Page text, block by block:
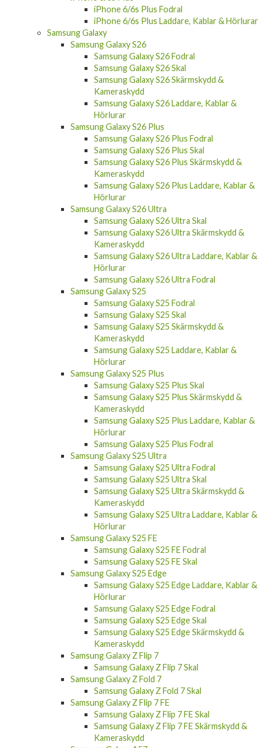
iPhone 6/6s Skal
iPhone 6/6s Skärmskydd & Kameraskydd
iPhone 6/6s Laddare, Kablar & Hörlurar
iPhone 6/6s Plus
iPhone 6/6s Plus Fodral
iPhone 6/6s Plus Laddare, Kablar & Hörlurar
Samsung Galaxy
Samsung Galaxy S26
Samsung Galaxy S26 Fodral
Samsung Galaxy S26 Skal
Samsung Galaxy S26 Skärmskydd &
Kameraskydd
Samsung Galaxy S26 Laddare, Kablar &
Hörlurar
Samsung Galaxy S26 Plus
Samsung Galaxy S26 Plus Fodral
Samsung Galaxy S26 Plus Skal
Samsung Galaxy S26 Plus Skärmskydd &
Kameraskydd
Samsung Galaxy S26 Plus Laddare, Kablar &
Hörlurar
Samsung Galaxy S26 Ultra
Samsung Galaxy S26 Ultra Skal
Samsung Galaxy S26 Ultra Skärmskydd &
Kameraskydd
Samsung Galaxy S26 Ultra Laddare, Kablar &
Hörlurar
Samsung Galaxy S26 Ultra Fodral
Samsung Galaxy S25
Samsung Galaxy S25 Fodral
Samsung Galaxy S25 Skal
Samsung Galaxy S25 Skärmskydd &
Kameraskydd
Samsung Galaxy S25 Laddare, Kablar &
Hörlurar
Samsung Galaxy S25 Plus
Samsung Galaxy S25 Plus Skal
Samsung Galaxy S25 Plus Skärmskydd &
Kameraskydd
Samsung Galaxy S25 Plus Laddare, Kablar &
Hörlurar
Samsung Galaxy S25 Plus Fodral
Samsung Galaxy S25 Ultra
Samsung Galaxy S25 Ultra Fodral
Samsung Galaxy S25 Ultra Skal
Samsung Galaxy S25 Ultra Skärmskydd &
Kameraskydd
Samsung Galaxy S25 Ultra Laddare, Kablar &
Hörlurar
Samsung Galaxy S25 FE
Samsung Galaxy S25 FE Fodral
Samsung Galaxy S25 FE Skal
Samsung Galaxy S25 Edge
Samsung Galaxy S25 Edge Laddare, Kablar &
Hörlurar
Samsung Galaxy S25 Edge Fodral
Samsung Galaxy S25 Edge Skal
Samsung Galaxy S25 Edge Skärmskydd &
Kameraskydd
Samsung Galaxy Z Flip 7
Samsung Galaxy Z Flip 7 Skal
Samsung Galaxy Z Fold 7
Samsung Galaxy Z Fold 7 Skal